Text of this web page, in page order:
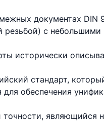
документах DIN
резьбой) с
исторически
стандарт,
обеспечения